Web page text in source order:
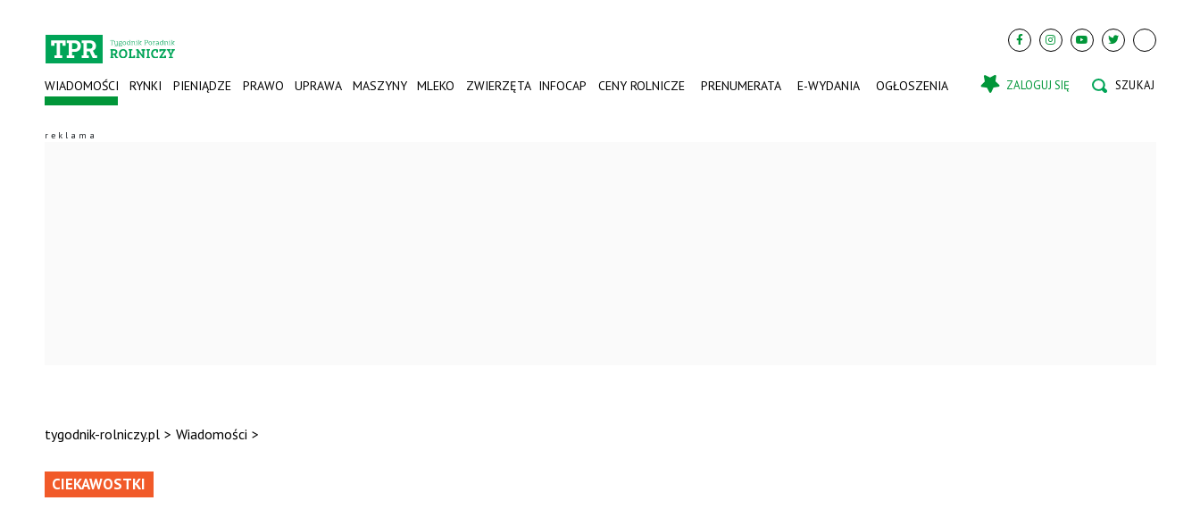
WIADOMOŚCI RYNKI PIENIĄDZE PRAWO UPRAWA MASZYNY MLEKO ZWIERZĘTA INFOCAP CENY ROLNICZE PRENUMERATA E-WYDANIA OGŁOSZENIA ZALOGUJ SIĘ
tygodnik-rolniczy.pl > Wiadomości >
CIEKAWOSTKI